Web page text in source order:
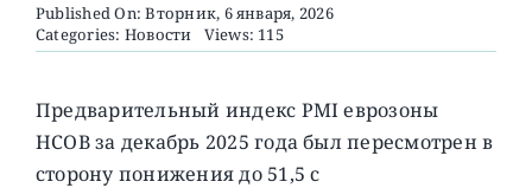
Published On: Вторник, 6 января, 2026
Categories: Новости Views: 115
Предварительный индекс PMI еврозоны
HCOB за декабрь 2025 года был пересмотрен в
сторону понижения до 51,5 с